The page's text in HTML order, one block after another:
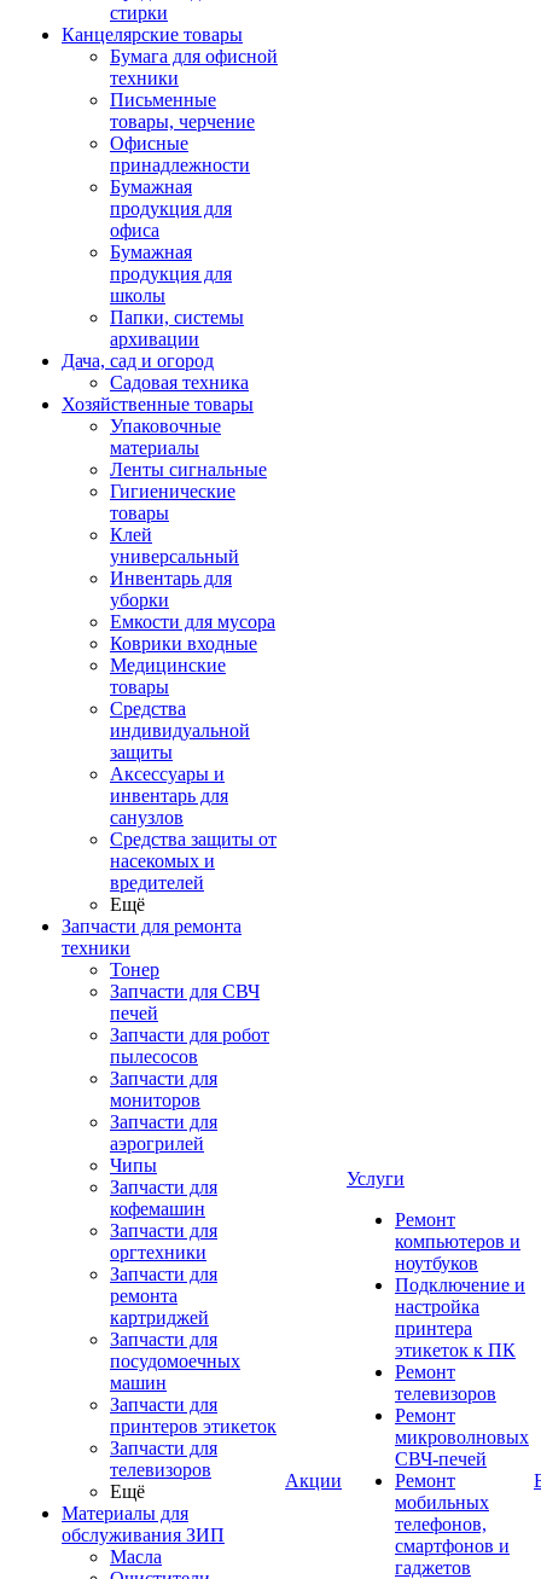
стирки
Канцелярские товары
Бумага для офисной
техники
Письменные
товары, черчение
Офисные
принадлежности
Бумажная
продукция для
офиса
Бумажная
продукция для
школы
Папки, системы
архивации
Дача, сад и огород
Садовая техника
Хозяйственные товары
Упаковочные
материалы
Ленты сигнальные
Гигиенические
товары
Клей
универсальный
Инвентарь для
уборки
Емкости для мусора
Коврики входные
Медицинские
товары
Средства
индивидуальной
защиты
Аксессуары и
инвентарь для
санузлов
Средства защиты от
насекомых и
вредителей
Ещё
Запчасти для ремонта
техники
Тонер
Запчасти для СВЧ
печей
Запчасти для робот
пылесосов
Запчасти для
мониторов
Запчасти для
аэрогрилей
Чипы
Запчасти для
кофемашин
Запчасти для
оргтехники
Запчасти для
ремонта
картриджей
Запчасти для
посудомоечных
машин
Запчасти для
принтеров этикеток
Запчасти для
телевизоров
Ещё
Материалы для
обслуживания ЗИП
Масла
Акции
Услуги
Ремонт
компьютеров и
ноутбуков
Подключение и
настройка
принтера
этикеток к ПК
Ремонт
телевизоров
Ремонт
микроволновых
СВЧ-печей
Ремонт
мобильных
телефонов,
смартфонов и
гаджетов